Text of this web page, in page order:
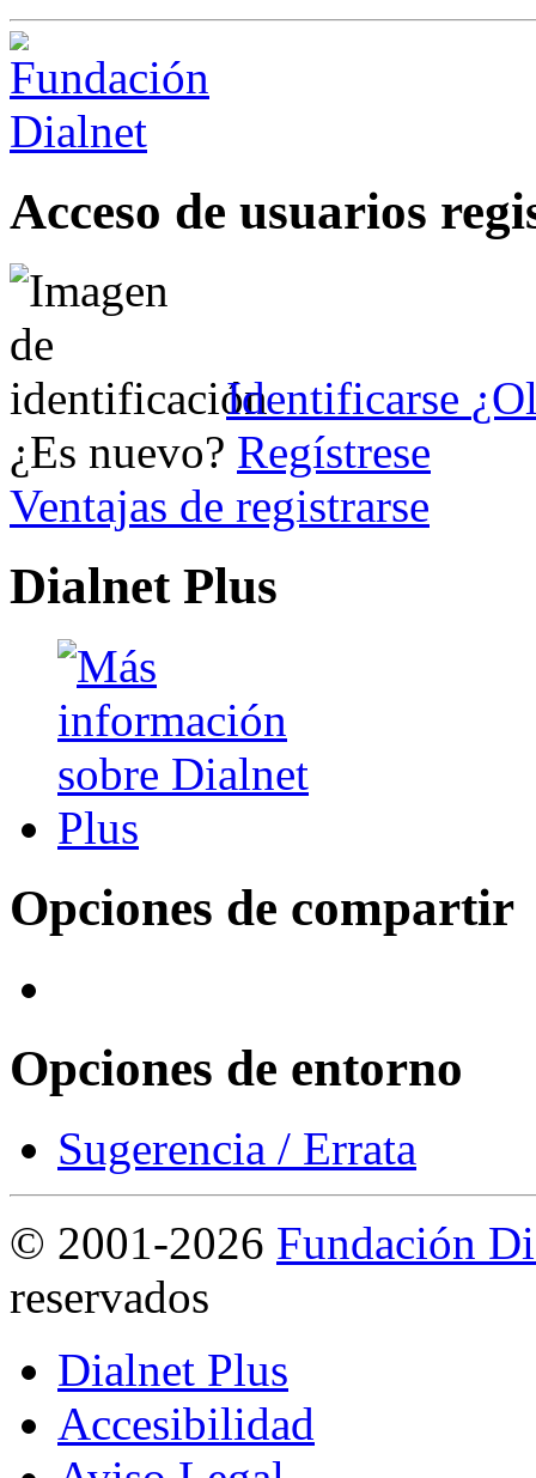
Acceso de usuarios
Identificarse
¿Es nuevo? Regístrese
Ventajas de registrarse
Dialnet Plus
Opciones de compartir
Opciones de entorno
Sugerencia / Errata
© 2001-2026 Fundación
reservados
Dialnet Plus
Accesibilidad